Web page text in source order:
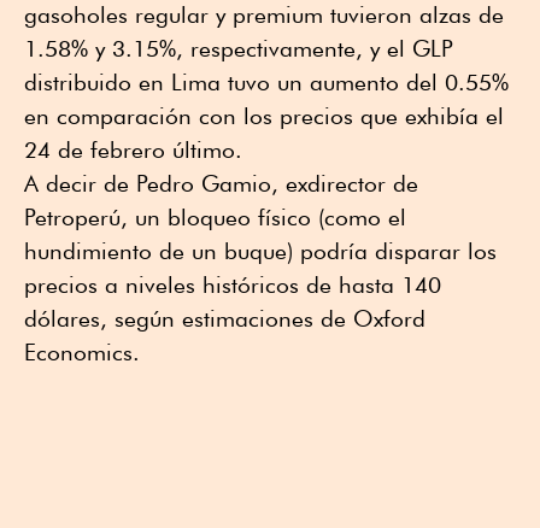
gasoholes regular y premium tuvieron alzas de
1.58% y 3.15%, respectivamente, y el GLP
distribuido en Lima tuvo un aumento del 0.55%
en comparación con los precios que exhibía el
24 de febrero último.
A decir de Pedro Gamio, exdirector de
Petroperú, un bloqueo físico (como el
hundimiento de un buque) podría disparar los
precios a niveles históricos de hasta 140
dólares, según estimaciones de Oxford
Economics.